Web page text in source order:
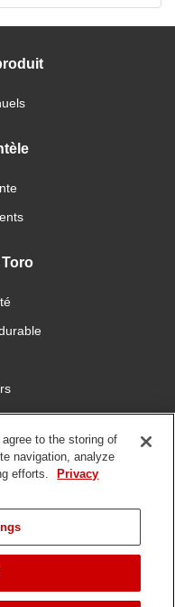
nous
copyrights
to the storing of
navigation, analyze
efforts.
Privacy